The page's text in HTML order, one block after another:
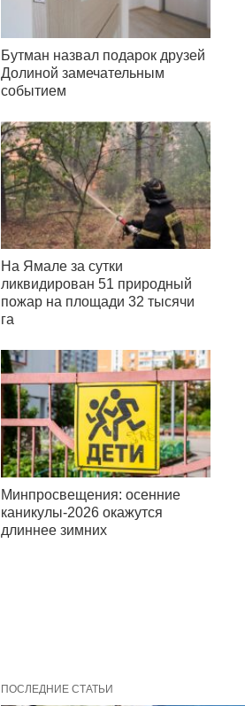
Бутман назвал подарок друзей
Долиной замечательным
событием
На Ямале за сутки
ликвидирован 51 природный
пожар на площади 32 тысячи
га
Минпросвещения: осенние
каникулы-2026 окажутся
длиннее зимних
ПОСЛЕДНИЕ СТАТЬИ